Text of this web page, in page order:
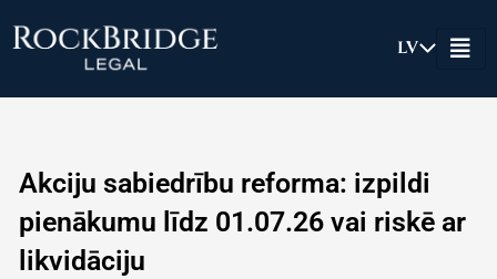
LV
Akciju sabiedrību reforma: izpildi
pienākumu līdz 01.07.26 vai riskē ar
likvidāciju